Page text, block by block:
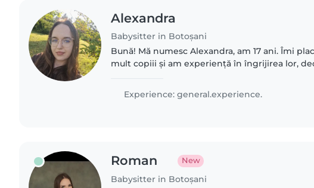
Alexandra
Babysitter in Botoșani
Bună! Mă numesc Alexandra, am 17 ani. Îmi
mult copiii și am experiență în îngrijirea lor,
Experience: general.experience.
Roman New
Babysitter in Botoșani